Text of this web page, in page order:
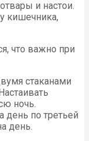
и настои.
кишечника,
что важно при
стаканами
ночь.
день по третьей
день.